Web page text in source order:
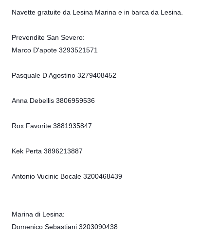
Navette gratuite da Lesina Marina e in barca da Lesina.
Prevendite San Severo:
Marco D'apote 3293521571
Pasquale D Agostino 3279408452
Anna Debellis 3806959536
Rox Favorite 3881935847
Kek Perta 3896213887
Antonio Vucinic Bocale 3200468439
Marina di Lesina:
Domenico Sebastiani 3203090438